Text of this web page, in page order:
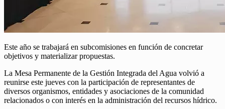
Este año se trabajará en subcomisiones en función de concretar
objetivos y materializar propuestas.
La Mesa Permanente de la Gestión Integrada del Agua volvió a
reunirse este jueves con la participación de representantes de
diversos organismos, entidades y asociaciones de la comunidad
relacionados o con interés en la administración del recursos hídrico.